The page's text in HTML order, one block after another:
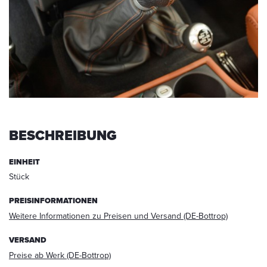
BESCHREIBUNG
EINHEIT
Stück
PREISINFORMATIONEN
Weitere Informationen zu Preisen und Versand (DE-Bottrop)
VERSAND
Preise ab Werk (DE-Bottrop)
werden.
werden
nach
abgeschlossener
Bearbeitung
Ihrer
Hinweis:
können
Ihre
jederzeit
die
per
E-